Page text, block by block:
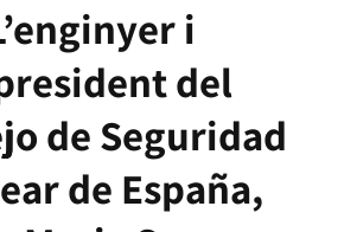
i
del
de Seguridad
de España,